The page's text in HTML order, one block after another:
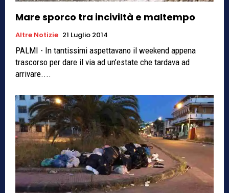
Mare sporco tra inciviltà e maltempo
Altre Notizie 21 Luglio 2014
PALMI - In tantissimi aspettavano il weekend appena
trascorso per dare il via ad un’estate che tardava ad
arrivare....